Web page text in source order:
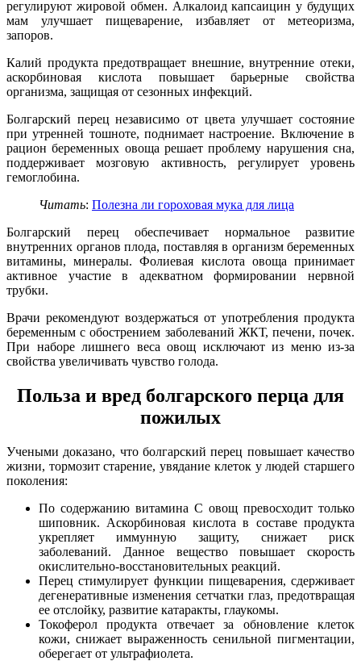
регулируют жировой обмен. Алкалоид капсаицин у будущих
мам улучшает пищеварение, избавляет от метеоризма,
запоров.
Калий продукта предотвращает внешние, внутренние отеки,
аскорбиновая кислота повышает барьерные свойства
организма, защищая от сезонных инфекций.
Болгарский перец независимо от цвета улучшает состояние
при утренней тошноте, поднимает настроение. Включение в
рацион беременных овоща решает проблему нарушения сна,
поддерживает мозговую активность, регулирует уровень
гемоглобина.
Читать: Полезна ли гороховая мука для лица
Болгарский перец обеспечивает нормальное развитие
внутренних органов плода, поставляя в организм беременных
витамины, минералы. Фолиевая кислота овоща принимает
активное участие в адекватном формировании нервной
трубки.
Врачи рекомендуют воздержаться от употребления продукта
беременным с обострением заболеваний ЖКТ, печени, почек.
При наборе лишнего веса овощ исключают из меню из-за
свойства увеличивать чувство голода.
Польза и вред болгарского перца для
пожилых
Учеными доказано, что болгарский перец повышает качество
жизни, тормозит старение, увядание клеток у людей старшего
поколения:
По содержанию витамина C овощ превосходит только
шиповник. Аскорбиновая кислота в составе продукта
укрепляет иммунную защиту, снижает риск
заболеваний. Данное вещество повышает скорость
окислительно-восстановительных реакций.
Перец стимулирует функции пищеварения, сдерживает
дегенеративные изменения сетчатки глаз, предотвращая
ее отслойку, развитие катаракты, глаукомы.
Токоферол продукта отвечает за обновление клеток
кожи, снижает выраженность сенильной пигментации,
оберегает от ультрафиолета.